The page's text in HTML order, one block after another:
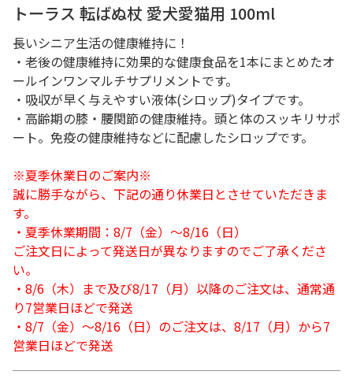
トーラス 転ばぬ杖 愛犬愛猫用 100ml
長いシニア生活の健康維持に！
・老後の健康維持に効果的な健康食品を1本にまとめたオ
ールインワンマルチサプリメントです。
・吸収が早く与えやすい液体(シロップ)タイプです。
・高齢期の膝・腰関節の健康維持。頭と体のスッキリサポ
ート。免疫の健康維持などに配慮したシロップです。
※夏季休業日のご案内※
誠に勝手ながら、下記の通り休業日とさせていただきま
す。
・夏季休業期間：8/7（金）～8/16（日）
ご注文日によって発送日が異なりますのでご了承くださ
い。
・8/6（木）まで及び8/17（月）以降のご注文は、通常通
り7営業日ほどで発送
・8/7（金）～8/16（日）のご注文は、8/17（月）から7
営業日ほどで発送